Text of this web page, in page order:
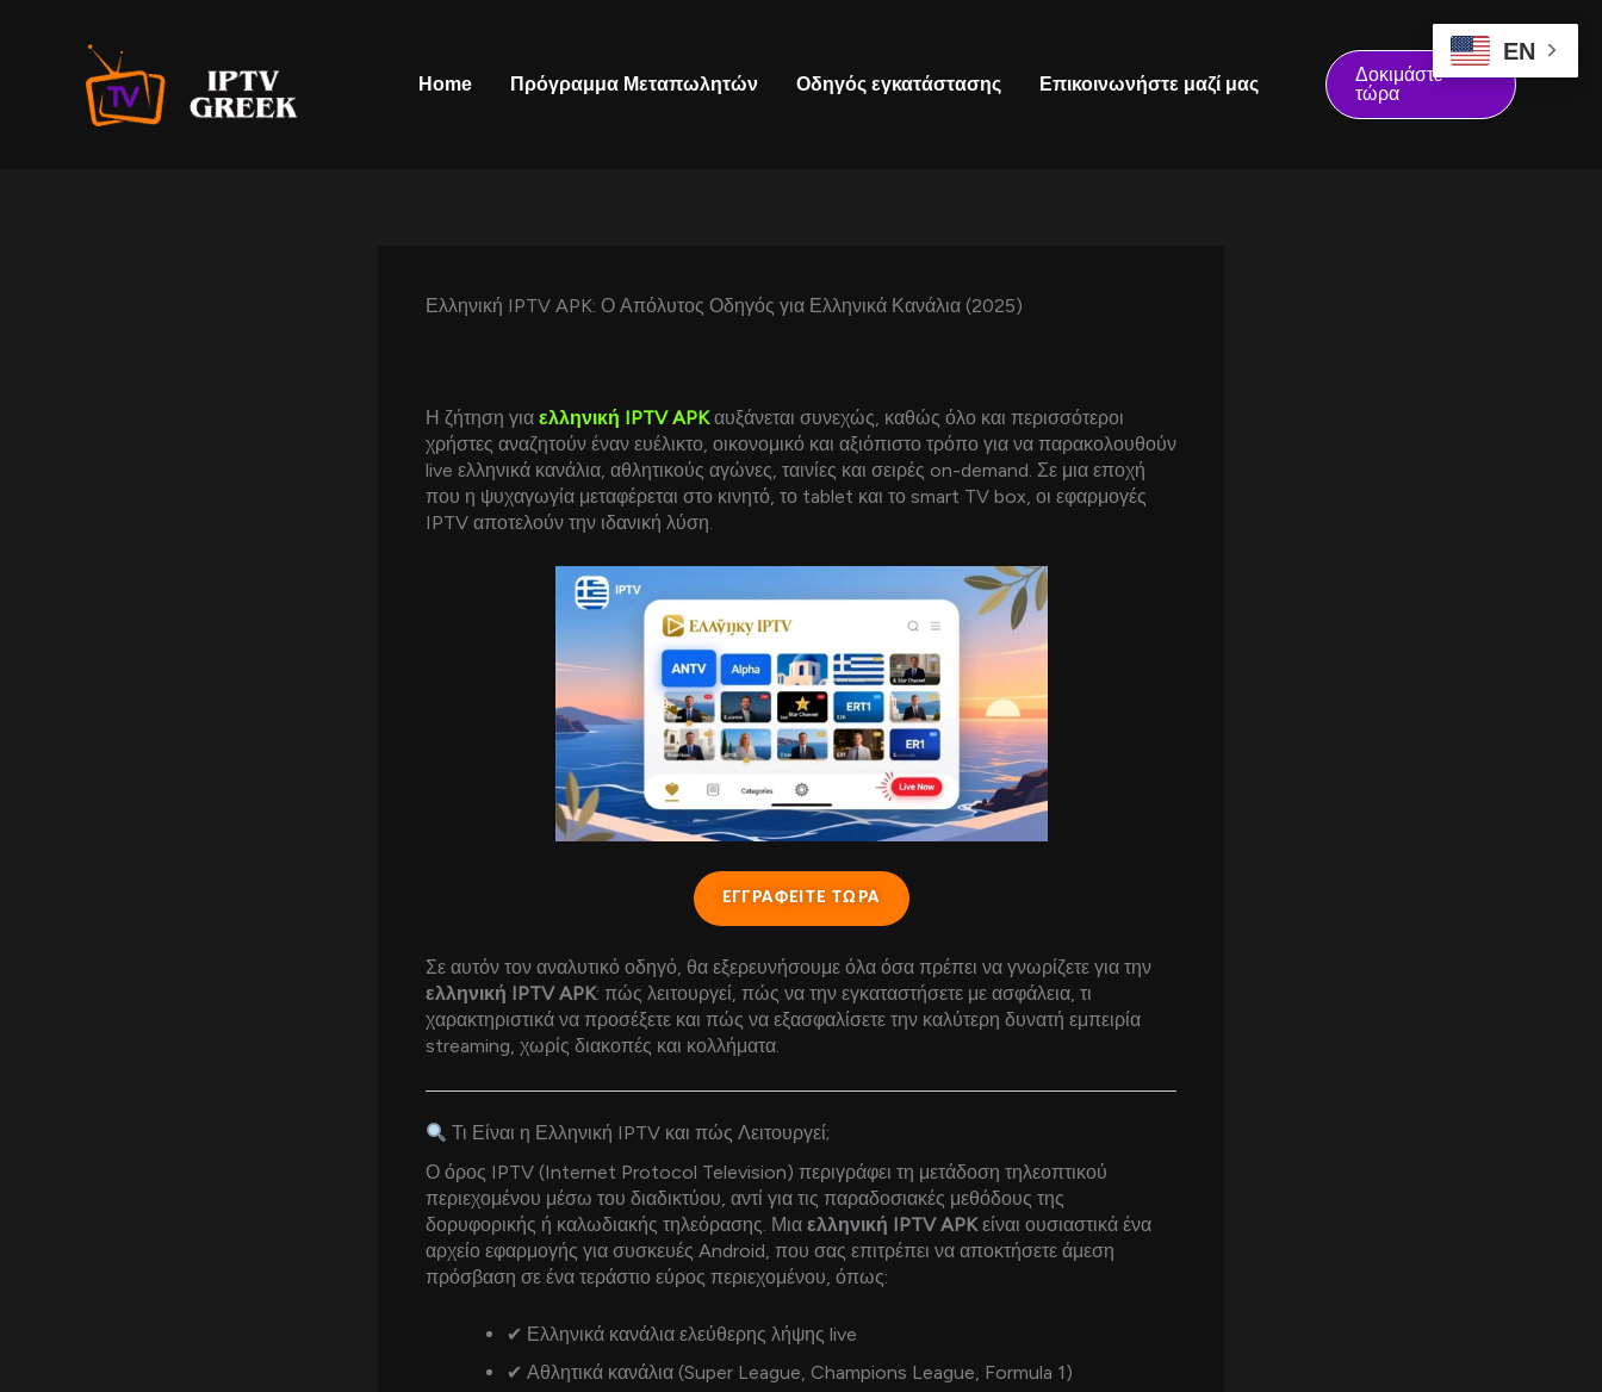
Home Πρόγραμμα Μεταπωλητών Οδηγός εγκατάστασης Επικοινωνήστε μαζί μας
Δοκιμάστε
τώρα
Ελληνική IPTV APK: Ο Απόλυτος Οδηγός για Ελληνικά Κανάλια (2025)
Η ζήτηση για ελληνική IPTV APKαυξάνεται συνεχώς, καθώς όλο και περισσότεροι
χρήστες αναζητούν έναν ευέλικτο, οικονομικό και αξιόπιστο τρόπο για να παρακολουθούν
live ελληνικά κανάλια, αθλητικούς αγώνες, ταινίες και σειρές on-demand. Σε μια εποχή
που η ψυχαγωγία μεταφέρεται στο κινητό, το tablet και το smart TV box, οι εφαρμογές
IPTV αποτελούν την ιδανική λύση.
ΕΓΓΡΑΦΕΙΤΕ ΤΩΡΑ
Σε αυτόν τον αναλυτικό οδηγό, θα εξερευνήσουμε όλα όσα πρέπει να γνωρίζετε για την
ελληνική IPTV APK: πώς λειτουργεί, πώς να την εγκαταστήσετε με ασφάλεια, τι
χαρακτηριστικά να προσέξετε και πώς να εξασφαλίσετε την καλύτερη δυνατή εμπειρία
streaming, χωρίς διακοπές και κολλήματα.
Τι Είναι η Ελληνική IPTV και πώς Λειτουργεί;
Ο όρος IPTV (Internet Protocol Television) περιγράφει τη μετάδοση τηλεοπτικού
περιεχομένου μέσω του διαδικτύου, αντί για τις παραδοσιακές μεθόδους της
δορυφορικής ή καλωδιακής τηλεόρασης. Μια ελληνική IPTV APKείναι ουσιαστικά ένα
αρχείο εφαρμογής για συσκευές Android, που σας επιτρέπει να αποκτήσετε άμεση
πρόσβαση σε ένα τεράστιο εύρος περιεχομένου, όπως:
✔ Ελληνικά κανάλια ελεύθερης λήψης live
✔ Αθλητικά κανάλια (Super League, Champions League, Formula 1)
EN